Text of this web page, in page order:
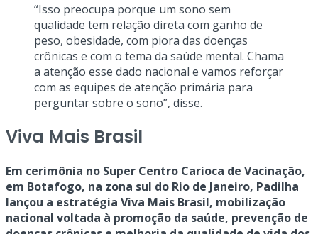
“Isso preocupa porque um sono sem
qualidade tem relação direta com ganho de
peso, obesidade, com piora das doenças
crônicas e com o tema da saúde mental. Chama
a atenção esse dado nacional e vamos reforçar
com as equipes de atenção primária para
perguntar sobre o sono”, disse.
Viva Mais Brasil
Em cerimônia no Super Centro Carioca de Vacinação,
em Botafogo, na zona sul do Rio de Janeiro, Padilha
lançou a estratégia Viva Mais Brasil, mobilização
nacional voltada à promoção da saúde, prevenção de